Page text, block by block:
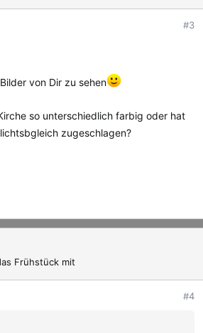
#3
von Dir zu sehen
so unterschiedlich farbig oder hat
zugeschlagen?
Frühstück mit
#4